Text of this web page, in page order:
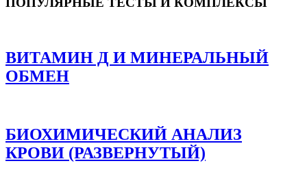
ВИТАМИН Д И МИНЕРАЛЬНЫЙ
ОБМЕН
БИОХИМИЧЕСКИЙ АНАЛИЗ
КРОВИ (РАЗВЕРНУТЫЙ)